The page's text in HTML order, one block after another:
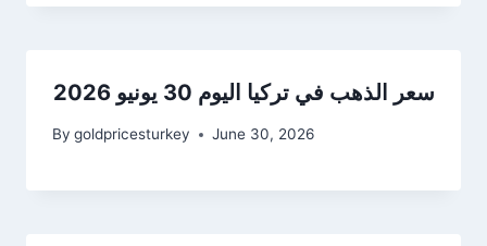
سعر الذهب في تركيا اليوم 30 يونيو 2026
By goldpricesturkey June 30, 2026